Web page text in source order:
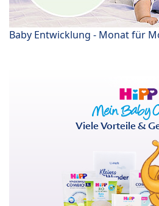
Baby Entwicklung - Monat für
Viele Vorteile &